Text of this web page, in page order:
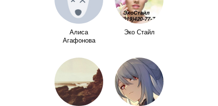
Алиса
Агафонова
Эко Стайл